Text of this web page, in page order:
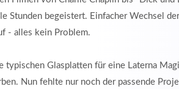
Stunden begeistert. Einfacher Wechsel
- alles kein Problem.
typischen Glasplatten für eine Laterna
Nun fehlte nur noch der passende